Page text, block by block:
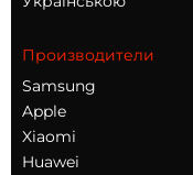
Производители
Samsung
Apple
Xiaomi
Huawei